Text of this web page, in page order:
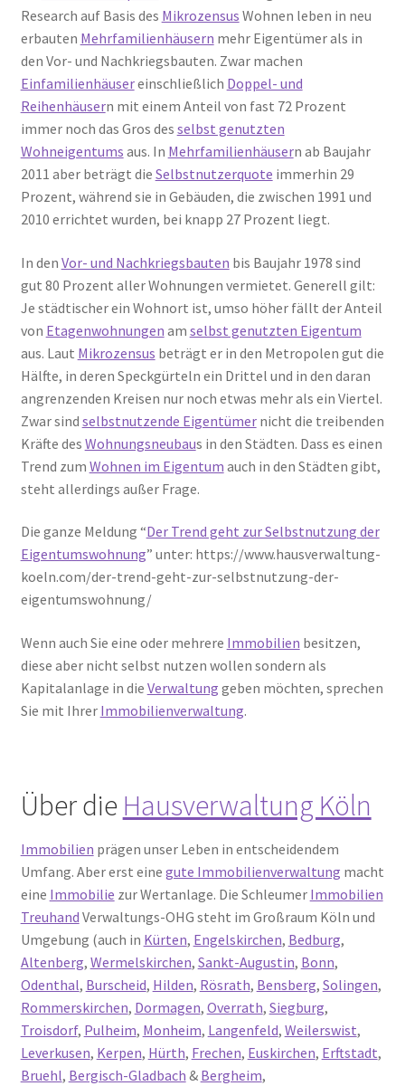
Research auf Basis des Mikrozensus Wohnen leben in neu
erbauten Mehrfamilienhäusern mehr Eigentümer als in
den Vor- und Nachkriegsbauten. Zwar machen
Einfamilienhäusereinschließlich Doppel- und
Reihenhäusern mit einem Anteil von fast 72 Prozent
immer noch das Gros des selbst genutzten
Wohneigentums aus. In Mehrfamilienhäusern ab Baujahr
2011 aber beträgt die Selbstnutzerquote immerhin 29
Prozent, während sie in Gebäuden, die zwischen 1991 und
2010 errichtet wurden, bei knapp 27 Prozent liegt.
In den Vor- und Nachkriegsbauten bis Baujahr 1978 sind
gut 80 Prozent aller Wohnungen vermietet. Generell gilt:
Je städtischer ein Wohnort ist, umso höher fällt der Anteil
von Etagenwohnungen am selbst genutzten Eigentum
aus. Laut Mikrozensus beträgt er in den Metropolen gut die
Hälfte, in deren Speckgürteln ein Drittel und in den daran
angrenzenden Kreisen nur noch etwas mehr als ein Viertel.
Zwar sind selbstnutzende Eigentümernicht die treibenden
Kräfte des Wohnungsneubaus in den Städten. Dass es einen
Trend zum Wohnen im Eigentum auch in den Städten gibt,
steht allerdings außer Frage.
Die ganze Meldung “Der Trend geht zur Selbstnutzung der
Eigentumswohnung” unter: https://www.hausverwaltung-
koeln.com/der-trend-geht-zur-selbstnutzung-der-
eigentumswohnung/
Wenn auch Sie eine oder mehrere Immobilien besitzen,
diese aber nicht selbst nutzen wollen sondern als
Kapitalanlage in die Verwaltung geben möchten, sprechen
Sie mit Ihrer Immobilienverwaltung.
Über die Hausverwaltung Köln
Immobilien prägen unser Leben in entscheidendem
Umfang. Aber erst eine gute Immobilienverwaltung macht
eine Immobilie zur Wertanlage. Die Schleumer Immobilien
Treuhand Verwaltungs-OHG steht im Großraum Köln und
Umgebung (auch in Kürten, Engelskirchen, Bedburg,
Altenberg, Wermelskirchen, Sankt-Augustin, Bonn,
Odenthal, Burscheid, Hilden, Rösrath, Bensberg, Solingen,
Rommerskirchen, Dormagen, Overrath, Siegburg,
Troisdorf, Pulheim, Monheim, Langenfeld, Weilerswist,
Leverkusen, Kerpen, Hürth, Frechen, Euskirchen, Erftstadt,
Bruehl, Bergisch-Gladbach & Bergheim,